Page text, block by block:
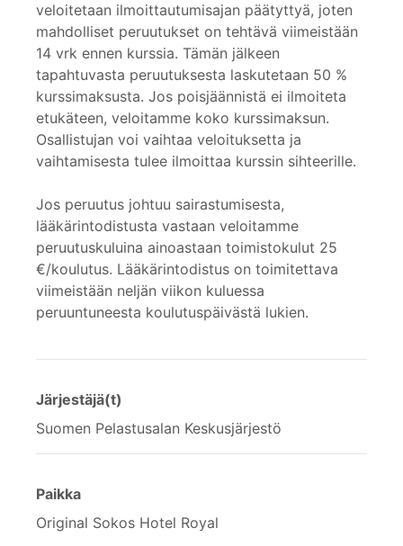
veloitetaan ilmoittautumisajan päätyttyä, joten
mahdolliset peruutukset on tehtävä viimeistään
14 vrk ennen kurssia. Tämän jälkeen
tapahtuvasta peruutuksesta laskutetaan 50 %
kurssimaksusta. Jos poisjäännistä ei ilmoiteta
etukäteen, veloitamme koko kurssimaksun.
Osallistujan voi vaihtaa veloituksetta ja
vaihtamisesta tulee ilmoittaa kurssin sihteerille.
Jos peruutus johtuu sairastumisesta,
lääkärintodistusta vastaan veloitamme
peruutuskuluina ainoastaan toimistokulut 25
€/koulutus. Lääkärintodistus on toimitettava
viimeistään neljän viikon kuluessa
peruuntuneesta koulutuspäivästä lukien.
Järjestäjä(t)
Suomen Pelastusalan Keskusjärjestö
Paikka
Original Sokos Hotel Royal